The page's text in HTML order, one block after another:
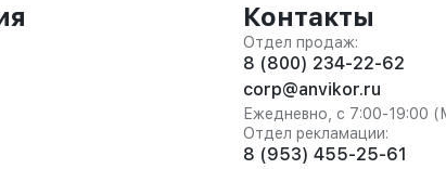
Контакты
Отдел продаж:
8 (800) 234-22-62
corp@anvikor.ru
Ежедневно, с 7:00-19:00
Отдел рекламации:
8 (953) 455-25-61